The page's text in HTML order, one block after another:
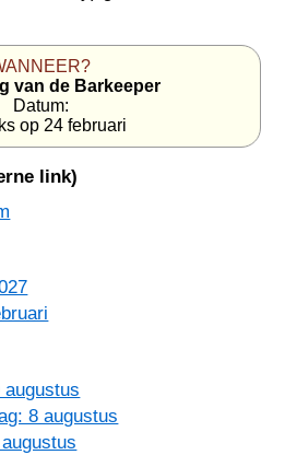
van de Barkeeper
Datum:
op 24 februari
link)
augustus
8 augustus